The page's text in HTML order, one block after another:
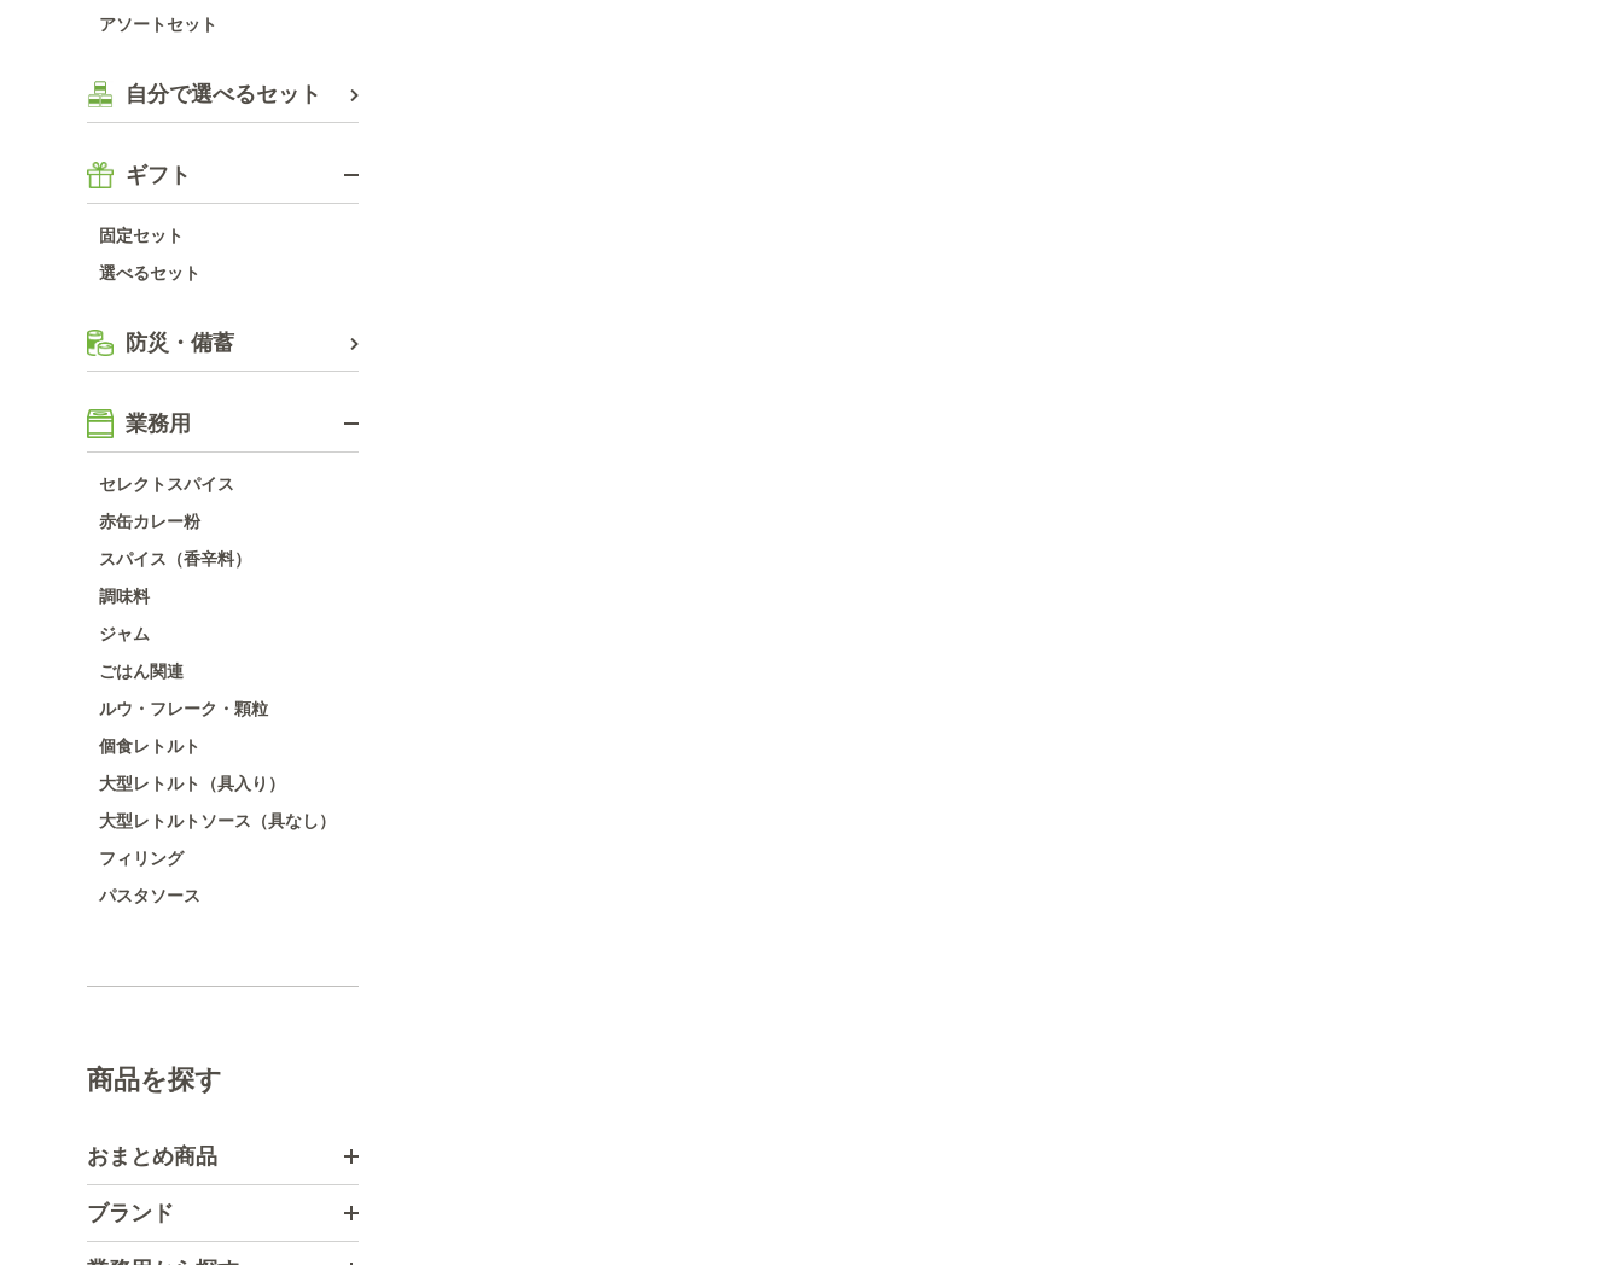
アソートセット
自分で選べるセット
ギフト
固定セット
選べるセット
防災・備蓄
業務用
セレクトスパイス
赤缶カレー粉
スパイス（香辛料）
調味料
ジャム
ごはん関連
ルウ・フレーク・顆粒
個食レトルト
大型レトルト（具入り）
大型レトルトソース（具なし）
フィリング
パスタソース
商品を探す
おまとめ商品
ブランド